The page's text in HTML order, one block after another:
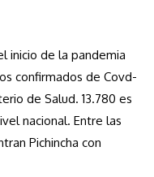
inicio de la pandemia
confirmados de Covd-
de Salud. 13.780 es
nacional. Entre las
Pichincha con